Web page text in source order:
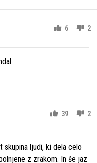
6 2
39 2
skupina ljudi, ki dela celo
z zrakom. In še jaz